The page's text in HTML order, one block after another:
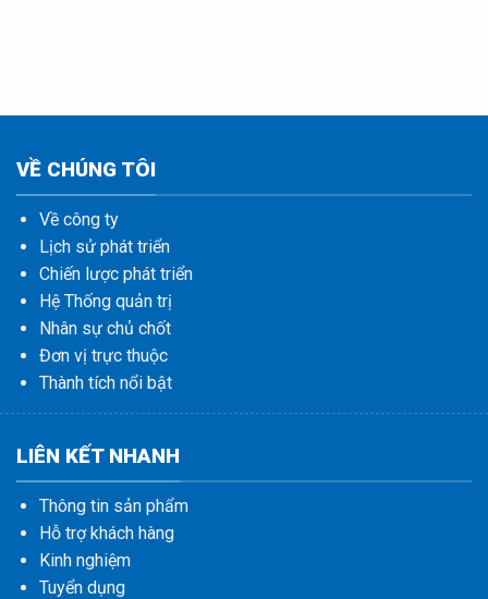
VỀ CHÚNG TÔI
Về công ty
Lịch sử phát triển
Chiến lược phát triển
Hệ Thống quản trị
Nhân sự chủ chốt
Đơn vị trực thuộc
Thành tích nổi bật
LIÊN KẾT NHANH
Thông tin sản phẩm
Hỗ trợ khách hàng
Kinh nghiệm
Tuyển dụng